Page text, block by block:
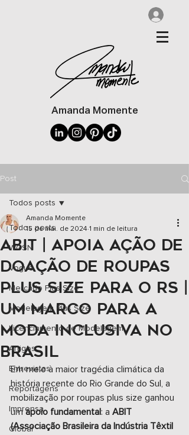
Amanda Momente
Post
Todos posts
WGSN
Vogue
Mercado Plus Size
Modelagem Plus Size
Licenciamento de Modelagem
Artigos
Entrevistas
Reportagens
Imprensa
Global
Todos posts
ABIT | APOIA AÇÃO DE
DOAÇÃO DE ROUPAS
PLUS SIZE PARA O RS |
UM MARCO PARA A
MODA INCLUSIVA NO
BRASIL
Amanda Momente
15 de mai. de 2024 1 min de leitura
Em meio à maior tragédia climática da
história recente do Rio Grande do Sul, a
mobilização por roupas plus size ganhou
um apoio fundamental : a ABIT
(Associação Brasileira da Indústria Têxtil